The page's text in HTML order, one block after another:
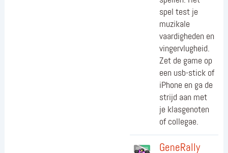
spel test je
muzikale
vaardigheden en
vingervlugheid.
Zet de game op
een usb-stick of
iPhone en ga de
strijd aan met
je klasgenoten
of collegae.
GeneRally